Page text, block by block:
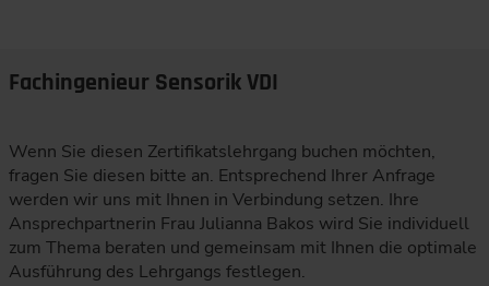
Fachingenieur Sensorik VDI
Wenn Sie diesen Zertifikatslehrgang buchen möchten,
fragen Sie diesen bitte an. Entsprechend Ihrer Anfrage
werden wir uns mit Ihnen in Verbindung setzen. Ihre
Ansprechpartnerin Frau Julianna Bakos wird Sie individuell
zum Thema beraten und gemeinsam mit Ihnen die optimale
Ausführung des Lehrgangs festlegen.